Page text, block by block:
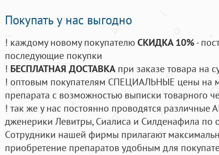
Покупать у нас выгодно
! каждому новому покупателюСКИДКА 10%-
последующие покупки
! БЕСПЛАТНАЯ ДОСТАВКА при заказе товара на
! оптовым покупателям СПЕЦИАЛЬНЫЕ цены на
препарата с возможностью выписки товарного
! так же у нас постоянно проводятся
дженерики Левитры, Сиалиса и Силденафила по
Cотрудники нашей фирмы прилагают
приобретение препаратов удобным для